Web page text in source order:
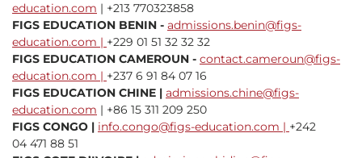
education.com | +213 770323858
FIGS EDUCATION BENIN - admissions.benin@figs-
education.com | +229 01 51 32 32 32
FIGS EDUCATION CAMEROUN - contact.cameroun@figs-
education.com | +237 6 91 84 07 16
FIGS EDUCATION CHINE | admissions.chine@figs-
education.com | +86 15 311 209 250
FIGS CONGO | info.congo@figs-education.com | +242
04 471 88 51